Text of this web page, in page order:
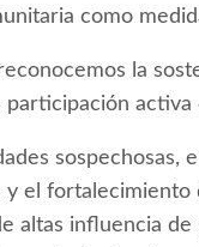
como
la
activa
sospechosas,
el
altas influencia